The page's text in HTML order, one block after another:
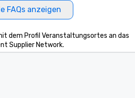
FAQs anzeigen
dem Profil Veranstaltungsortes an das
Supplier Network.